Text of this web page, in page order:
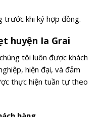
trước khi ký hợp đồng.
huyện Ia Grai
tôi luôn được khách
hiện đại, và đảm
thực hiện tuần tự theo